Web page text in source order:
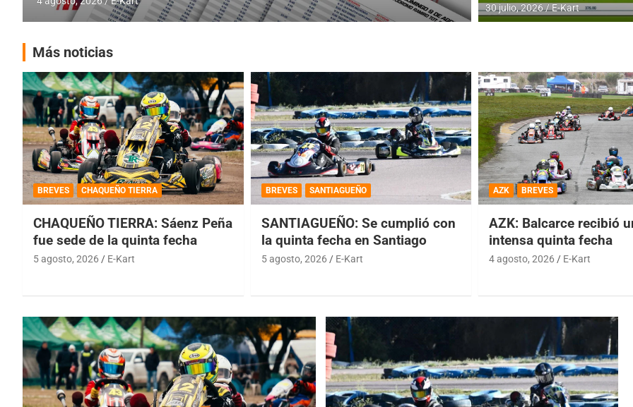
30 julio, 2026 E-Kart
Más noticias
BREVES CHAQUEÑO TIERRA
CHAQUEÑO TIERRA: Sáenz Peña
fue sede de la quinta fecha
5 agosto, 2026 E-Kart
BREVES SANTIAGUEÑO
SANTIAGUEÑO: Se cumplió con
la quinta fecha en Santiago
5 agosto, 2026 E-Kart
AZK BREVES
AZK: Balcarce recibió
intensa quinta fecha
4 agosto, 2026 E-Kart